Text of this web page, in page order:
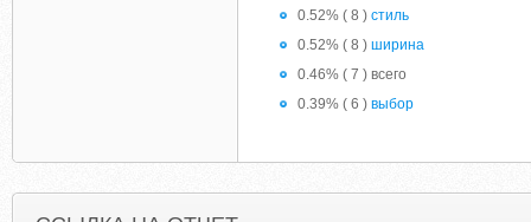
0.52% ( 8 ) стиль
0.52% ( 8 ) ширина
0.46% ( 7 ) всего
0.39% ( 6 ) выбор